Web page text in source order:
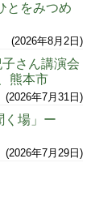
とをみつめ
2026年8月2日
さん講演会
熊本市
2026年7月31日
く場」ー
2026年7月29日